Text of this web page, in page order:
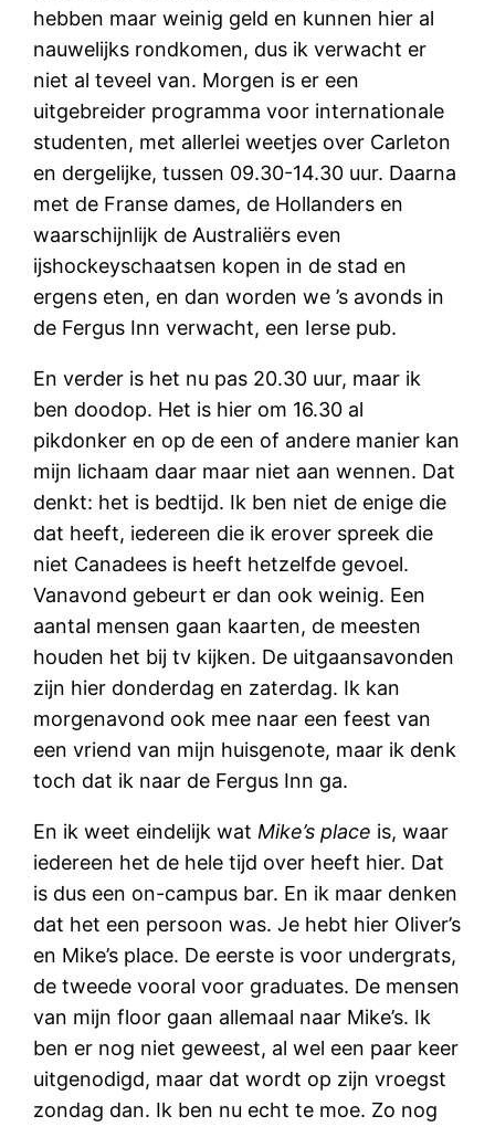
hebben maar weinig geld en kunnen hier al
nauwelijks rondkomen, dus ik verwacht er
niet al teveel van. Morgen is er een
uitgebreider programma voor internationale
studenten, met allerlei weetjes over Carleton
en dergelijke, tussen 09.30-14.30 uur. Daarna
met de Franse dames, de Hollanders en
waarschijnlijk de Australiërs even
ijshockeyschaatsen kopen in de stad en
ergens eten, en dan worden we ’s avonds in
de Fergus Inn verwacht, een Ierse pub.
En verder is het nu pas 20.30 uur, maar ik
ben doodop. Het is hier om 16.30 al
pikdonker en op de een of andere manier kan
mijn lichaam daar maar niet aan wennen. Dat
denkt: het is bedtijd. Ik ben niet de enige die
dat heeft, iedereen die ik erover spreek die
niet Canadees is heeft hetzelfde gevoel.
Vanavond gebeurt er dan ook weinig. Een
aantal mensen gaan kaarten, de meesten
houden het bij tv kijken. De uitgaansavonden
zijn hier donderdag en zaterdag. Ik kan
morgenavond ook mee naar een feest van
een vriend van mijn huisgenote, maar ik denk
toch dat ik naar de Fergus Inn ga.
En ik weet eindelijk wat Mike’s place is, waar
iedereen het de hele tijd over heeft hier. Dat
is dus een on-campus bar. En ik maar denken
dat het een persoon was. Je hebt hier Oliver’s
en Mike’s place. De eerste is voor undergrats,
de tweede vooral voor graduates. De mensen
van mijn floor gaan allemaal naar Mike’s. Ik
ben er nog niet geweest, al wel een paar keer
uitgenodigd, maar dat wordt op zijn vroegst
zondag dan. Ik ben nu echt te moe. Zo nog